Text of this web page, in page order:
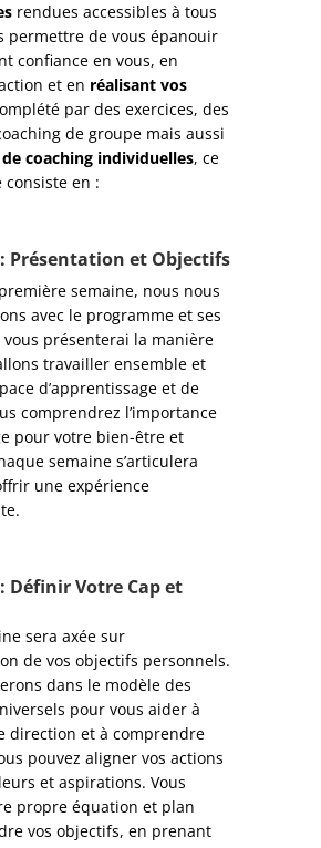
rendues accessibles à tous
permettre de vous épanouir
confiance en vous, en
et en réalisant vos
par des exercices, des
de groupe mais aussi
de coaching individuelles, ce
consiste en :
Présentation et Objectifs
semaine, nous nous
avec le programme et ses
vous présenterai la manière
travailler ensemble et
d’apprentissage et de
comprendrez l’importance
pour votre bien-être et
semaine s’articulera
une expérience
Définir Votre Cap et
sera axée sur
de vos objectifs personnels.
dans le modèle des
pour vous aider à
direction et à comprendre
pouvez aligner vos actions
et aspirations. Vous
propre équation et plan
vos objectifs, en prenant